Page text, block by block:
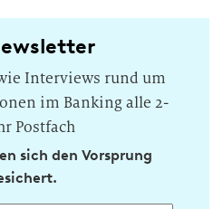
Interviews rund um
im Banking alle 2-
Postfach
sich den Vorsprung